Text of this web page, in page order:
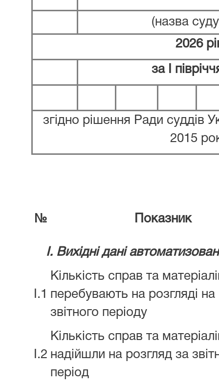
(назва
2026
за І
згідно рішення Ради суддів
2015
№ Показник
I. Вихідні дані
I.1
Кількість справ та
перебувають на розгляді
звітного періоду
I.2
Кількість справ та
надійшли на розгляд за
період